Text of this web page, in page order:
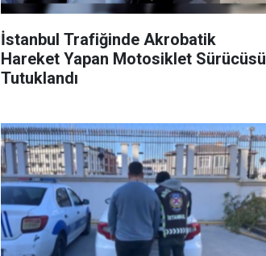
İstanbul Trafiğinde Akrobatik
Hareket Yapan Motosiklet Sürücüsü
Tutuklandı